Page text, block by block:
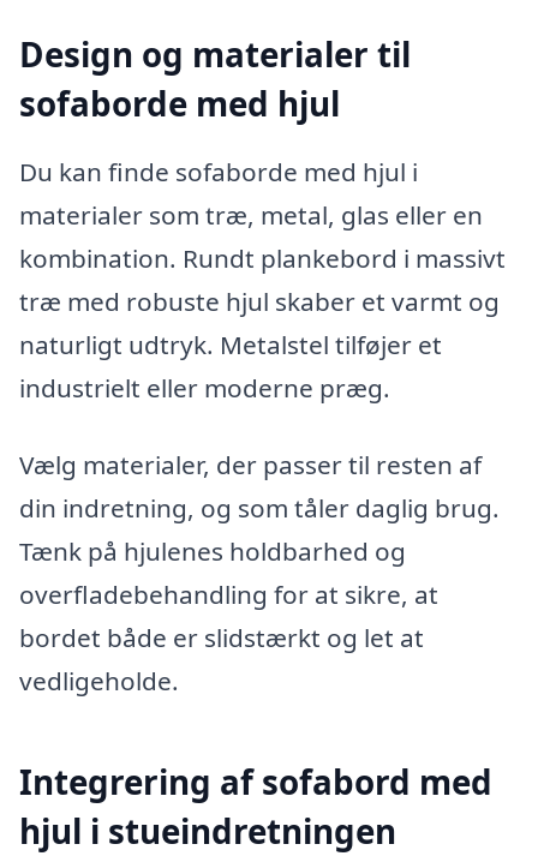
Design og materialer til
sofaborde med hjul
Du kan finde sofaborde med hjul i
materialer som træ, metal, glas eller en
kombination. Rundt plankebord i massivt
træ med robuste hjul skaber et varmt og
naturligt udtryk. Metalstel tilføjer et
industrielt eller moderne præg.
Vælg materialer, der passer til resten af
din indretning, og som tåler daglig brug.
Tænk på hjulenes holdbarhed og
overfladebehandling for at sikre, at
bordet både er slidstærkt og let at
vedligeholde.
Integrering af sofabord med
hjul i stueindretningen